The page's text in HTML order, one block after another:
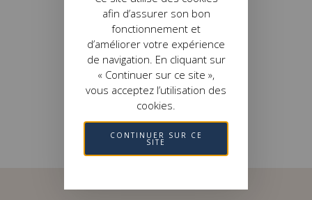
afin d’assurer son bon
fonctionnement et
d’améliorer votre expérience
de navigation. En cliquant sur
« Continuer sur ce site »,
vous acceptez l’utilisation des
cookies.
CONTINUER SUR CE
SITE